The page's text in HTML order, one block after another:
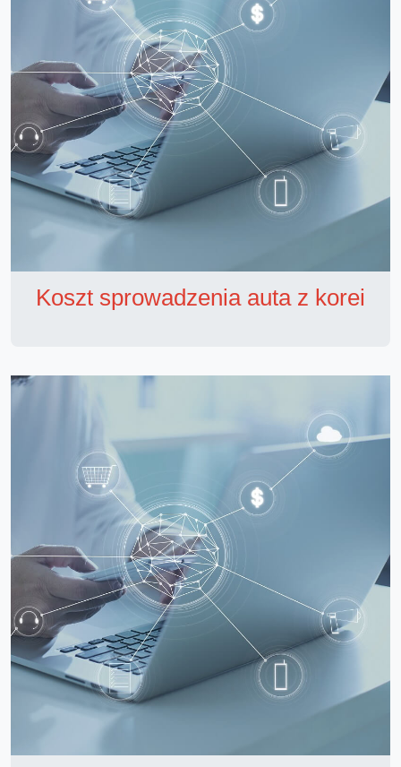
Koszt sprowadzenia auta z korei